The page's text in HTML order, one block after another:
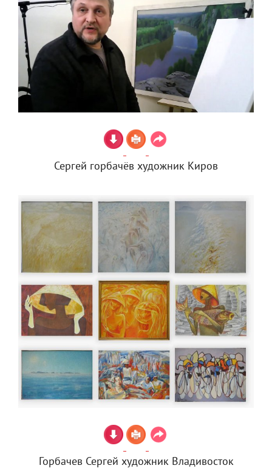
Сергей горбачёв художник Киров
Горбачев Сергей художник Владивосток